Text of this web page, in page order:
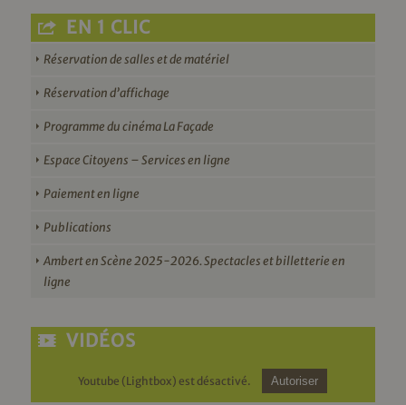
EN 1 CLIC
Réservation de salles et de matériel
Réservation d’affichage
Programme du cinéma La Façade
Espace Citoyens – Services en ligne
Paiement en ligne
Publications
Ambert en Scène 2025-2026. Spectacles et billetterie en
ligne
VIDÉOS
Youtube (Lightbox) est désactivé. Autoriser